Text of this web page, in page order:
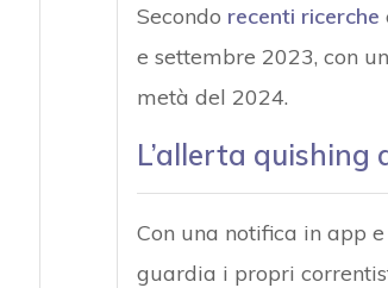
Secondo recenti ricerche
e settembre 2023, con
metà del 2024.
L’allerta quishing
Con una notifica in app
guardia i propri